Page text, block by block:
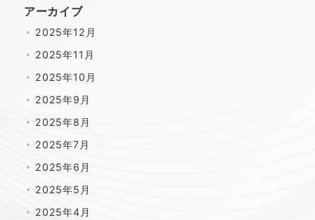
アーカイブ
2025年12月
2025年11月
2025年10月
2025年9月
2025年8月
2025年7月
2025年6月
2025年5月
2025年4月